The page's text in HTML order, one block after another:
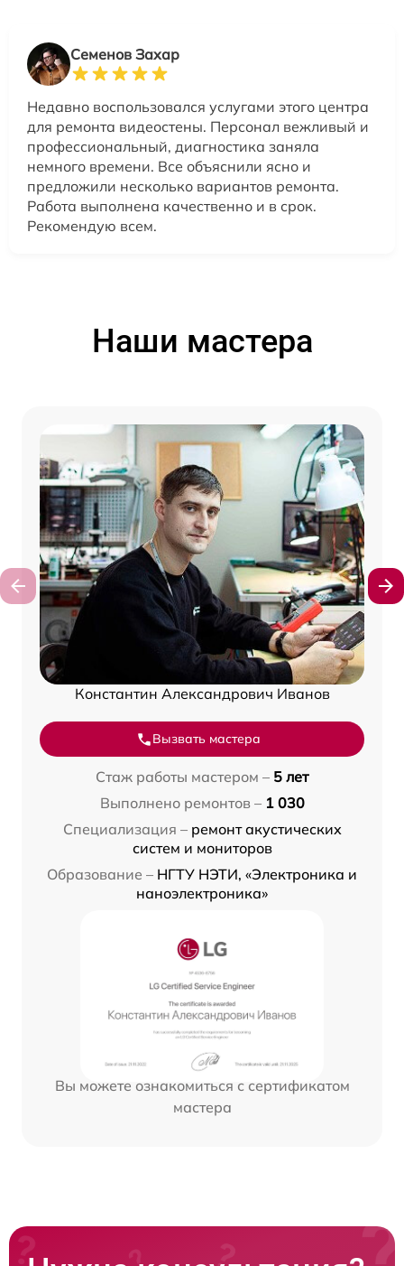
Семенов Захар
Недавно воспользовался услугами этого центра
для ремонта видеостены. Персонал вежливый и
профессиональный, диагностика заняла
немного времени. Все объяснили ясно и
предложили несколько вариантов ремонта.
Работа выполнена качественно и в срок.
Рекомендую всем.
Наши мастера
Константин Александрович Иванов
Вызвать мастера
Стаж работы мастером – 5 лет
Выполнено ремонтов – 1 030
Специализация – ремонт акустических
систем и мониторов
Образование – НГТУ НЭТИ, «Электроника и
наноэлектроника»
Вы можете ознакомиться с сертификатом
мастера